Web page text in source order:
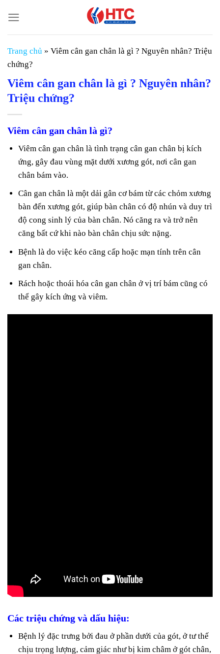
đến
nội
dung
Trang chủ » Viêm cân gan chân là gì ? Nguyên nhân? Triệu
chứng?
Viêm cân gan chân là gì ? Nguyên nhân?
Triệu chứng?
Viêm cân gan chân là gì?
Viêm cân gan chân là tình trạng cân gan chân bị kích
ứng, gây đau vùng mặt dưới xương gót, nơi cân gan
chân bám vào.
Cân gan chân là một dải gân cơ bám từ các chỏm xương
bàn đến xương gót, giúp bàn chân có độ nhún và duy trì
độ cong sinh lý của bàn chân. Nó căng ra và trở nên
căng bất cứ khi nào bàn chân chịu sức nặng.
Bệnh là do việc kéo căng cấp hoặc mạn tính trên cân
gan chân.
Rách hoặc thoái hóa cân gan chân ở vị trí bám cũng có
thể gây kích ứng và viêm.
Các triệu chứng và dấu hiệu:
Bệnh lý đặc trưng bởi đau ở phần dưới của gót, ở tư thế
chịu trọng lượng, cảm giác như bị kim châm ở gót chân,